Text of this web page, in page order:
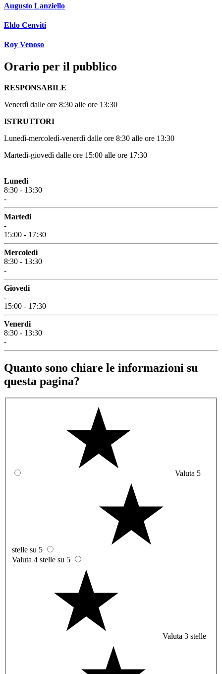
Augusto Lanziello
Eldo Cenviti
Roy Venoso
Orario per il pubblico
RESPONSABILE
Venerdì dalle ore 8:30 alle ore 13:30
ISTRUTTORI
Lunedì-mercoledì-venerdì dalle ore 8:30 alle ore 13:30
Martedì-giovedì dalle ore 15:00 alle ore 17:30
Lunedi
8:30 - 13:30
-
Martedi
-
15:00 - 17:30
Mercoledi
8:30 - 13:30
-
Giovedi
-
15:00 - 17:30
Venerdi
8:30 - 13:30
-
Quanto sono chiare le informazioni su
questa pagina?
Valuta 5
stelle su 5
Valuta 4 stelle su 5
Valuta 3 stelle